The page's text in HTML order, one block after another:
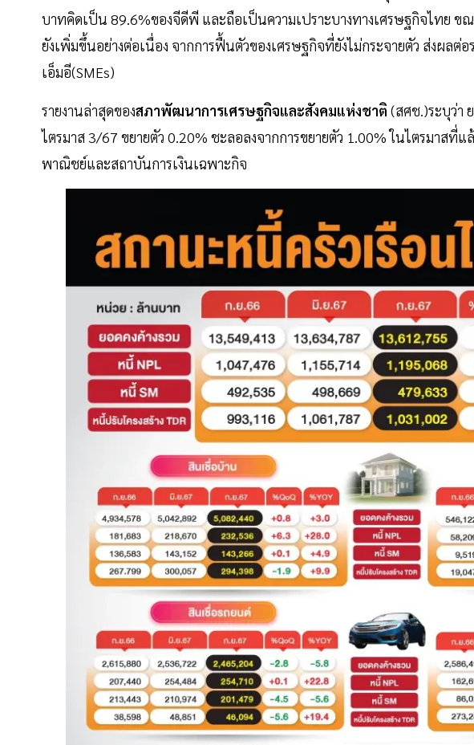
บาทคิดเป็น 89.6%ของจีดีพี และถือเป็นความเปราะบางทางเศรษฐกิจไทย
ยังเพิ่มขึ้นอย่างต่อเนื่อง จากการฟื้นตัวของเศรษฐกิจที่ยังไม่กระจายตัว ส่งผลต่
เอ็มอี(SMEs)
รายงานล่าสุดของสภาพัฒนาการเศรษฐกิจและสังคมแห่งชาติ (สศช.)ระบุว่า
ไตรมาส 3/67 ขยายตัว 0.20% ชะลอลงจากการขยายตัว 1.00% ในไตรมาสที่แ
พาณิชย์และสถาบันการเงินเฉพาะกิจ